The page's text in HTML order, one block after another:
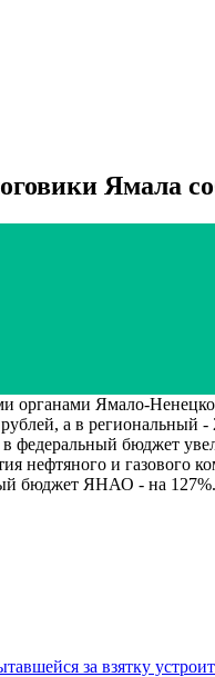
Ямала
Ямало-
а в
федеральный бюджет
нефтяного и
бюджет ЯНАО - на 127%.
за взятку